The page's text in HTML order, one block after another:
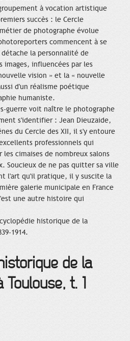
à vocation artistique
succès : le Cercle
de photographe évolue
commencent à se
la personnalité de
images, influencées par les
vision » et la « nouvelle
d'un réalisme poétique
humaniste.
guerre voit naître le photographe
s'identifier : Jean Dieuzaide,
du Cercle des XII, il s'y entoure
professionnels qui
cimaises de nombreux salons
Soucieux de ne pas quitter sa ville
l'art qu'il pratique, il y suscite la
galerie municipale en France
une autre histoire qui
historique de la
1914.
de la
t. 1